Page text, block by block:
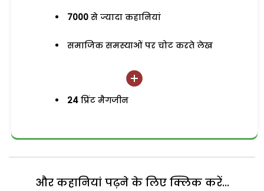
7000 से ज्यादा कहानियां
समाजिक समस्याओं पर चोट करते लेख
24 प्रिंट मैगजीन
और कहानियां पढ़ने के लिए क्लिक करें...